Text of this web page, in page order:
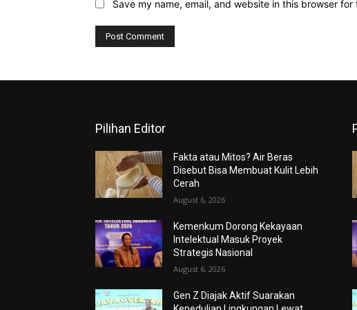
Save my name, email, and website in this browser
Pilihan Editor
Fakta atau Mitos? Air Beras
Disebut Bisa Membuat Kulit Lebih
Cerah
August 6, 2026
Kemenkum Dorong Kekayaan
Intelektual Masuk Proyek
Strategis Nasional
August 6, 2026
Gen Z Diajak Aktif Suarakan